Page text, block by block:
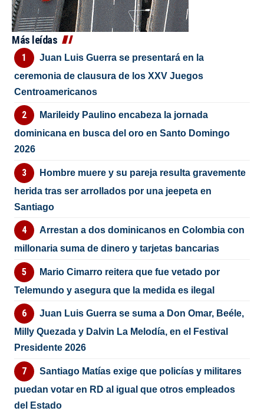
Más leídas
Juan Luis Guerra se presentará en la
ceremonia de clausura de los XXV Juegos
Centroamericanos
Marileidy Paulino encabeza la jornada
dominicana en busca del oro en Santo Domingo
2026
Hombre muere y su pareja resulta gravemente
herida tras ser arrollados por una jeepeta en
Santiago
Arrestan a dos dominicanos en Colombia con
millonaria suma de dinero y tarjetas bancarias
Mario Cimarro reitera que fue vetado por
Telemundo y asegura que la medida es ilegal
Juan Luis Guerra se suma a Don Omar, Beéle,
Milly Quezada y Dalvin La Melodía, en el Festival
Presidente 2026
Santiago Matías exige que policías y militares
puedan votar en RD al igual que otros empleados
del Estado